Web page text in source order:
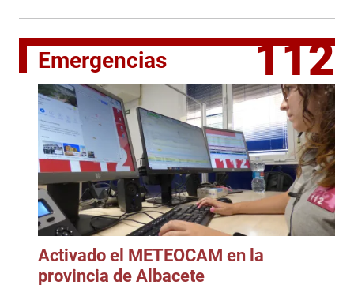
Emergencias 112
Activado el METEOCAM en la
provincia de Albacete